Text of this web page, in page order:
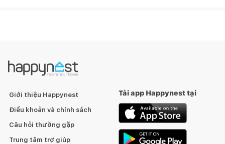
Giới thiệu Happynest
Điều khoản và chính sách
Câu hỏi thường gặp
Trung tâm trợ giúp
Tải app Happynest tại